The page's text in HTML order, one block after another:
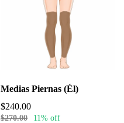
Medias Piernas (Él)
$240.00
$270.00 11% off